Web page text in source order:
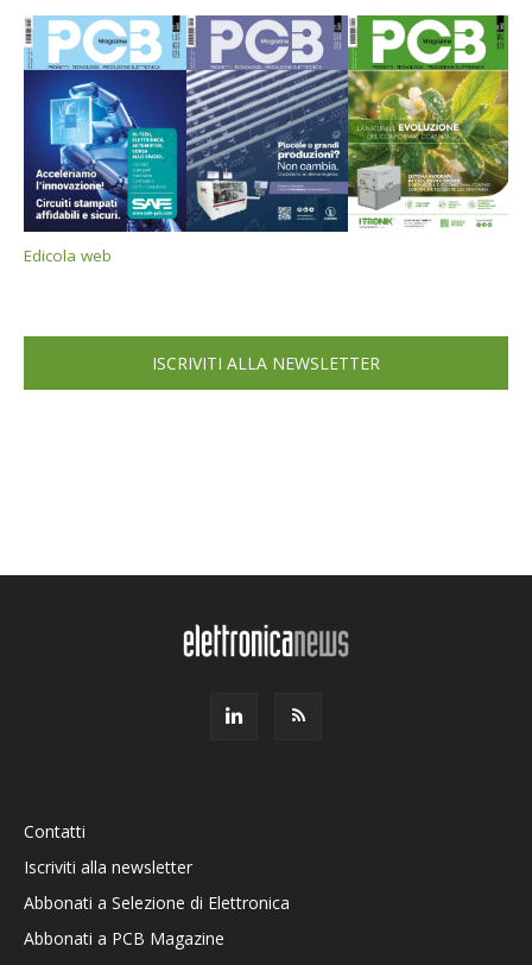
Edicola web
ISCRIVITI ALLA NEWSLETTER
Contatti
Iscriviti alla newsletter
Abbonati a Selezione di Elettronica
Abbonati a PCB Magazine